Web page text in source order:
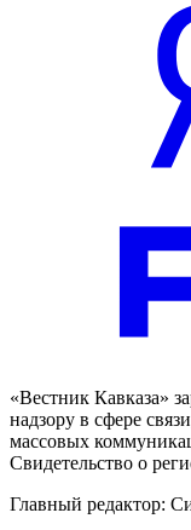
«Вестник Кавказа»
надзору в сфере
массовых
Свидетельство о
Главный редактор: